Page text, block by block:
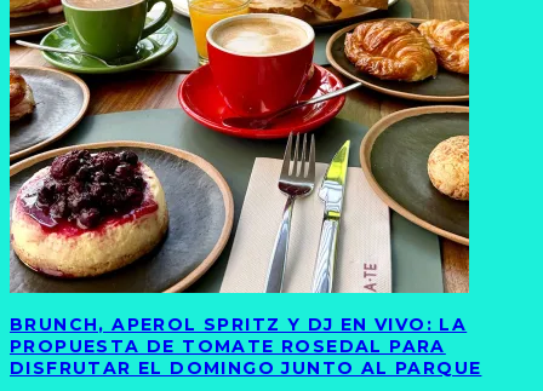
BRUNCH, APEROL SPRITZ Y DJ EN VIVO: LA
PROPUESTA DE TOMATE ROSEDAL PARA
DISFRUTAR EL DOMINGO JUNTO AL PARQUE